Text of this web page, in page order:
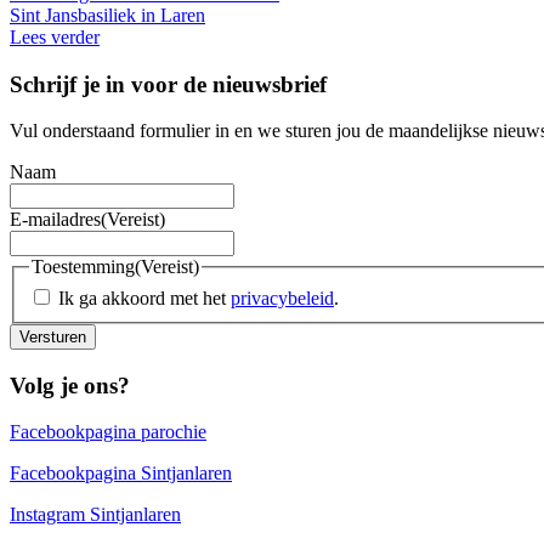
Sint Jansbasiliek in Laren
Lees verder
Schrijf je in voor de nieuwsbrief
Vul onderstaand formulier in en we sturen jou de maandelijkse
Naam
E-mailadres(Vereist)
Toestemming(Vereist)
Ik ga akkoord met het privacybeleid.
Versturen
Volg je ons?
Facebookpagina parochie
Facebookpagina Sintjanlaren
Instagram Sintjanlaren